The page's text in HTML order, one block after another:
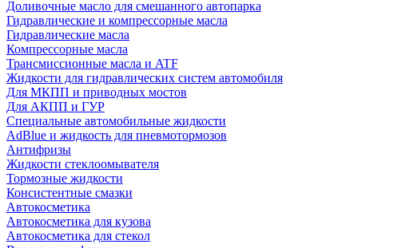
Доливочные масло для смешанного автопарка
Гидравлические и компрессорные масла
Гидравлические масла
Компрессорные масла
Трансмиссионные масла и ATF
Жидкости для гидравлических систем автомобиля
Для МКПП и приводных мостов
Для АКПП и ГУР
Специальные автомобильные жидкости
AdBlue и жидкость для пневмотормозов
Антифризы
Жидкости стеклоомывателя
Тормозные жидкости
Консистентные смазки
Автокосметика
Автокосметика для кузова
Автокосметика для стекол